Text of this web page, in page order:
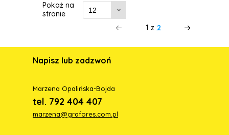
Pokaż na
stronie
1 z 2
Napisz lub zadzwoń
Marzena Opalińska-Bojda
tel. 792 404 407
marzena@grafores.com.pl